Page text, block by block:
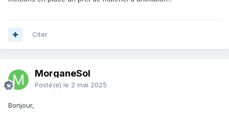
Citer
MorganeSol
Posté(e) le 2 mai 2025
Bonjour,